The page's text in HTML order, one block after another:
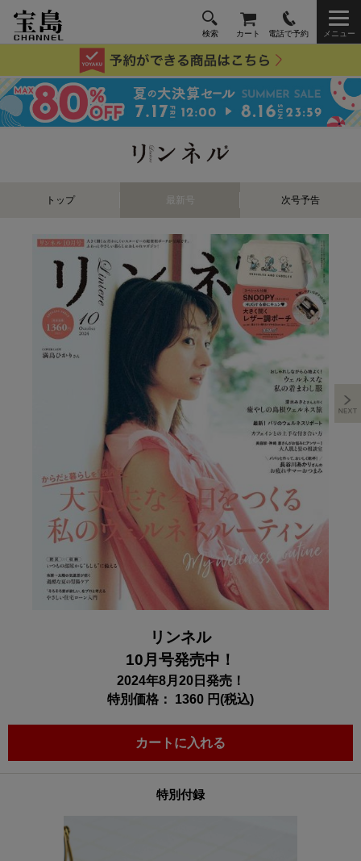
検索 カート 電話で予約 メニュー
トップ 最新号 次号予告
リンネル
10月号発売中！
2024年8月20日発売！
特別価格： 1360 円(税込)
カートに入れる
特別付録